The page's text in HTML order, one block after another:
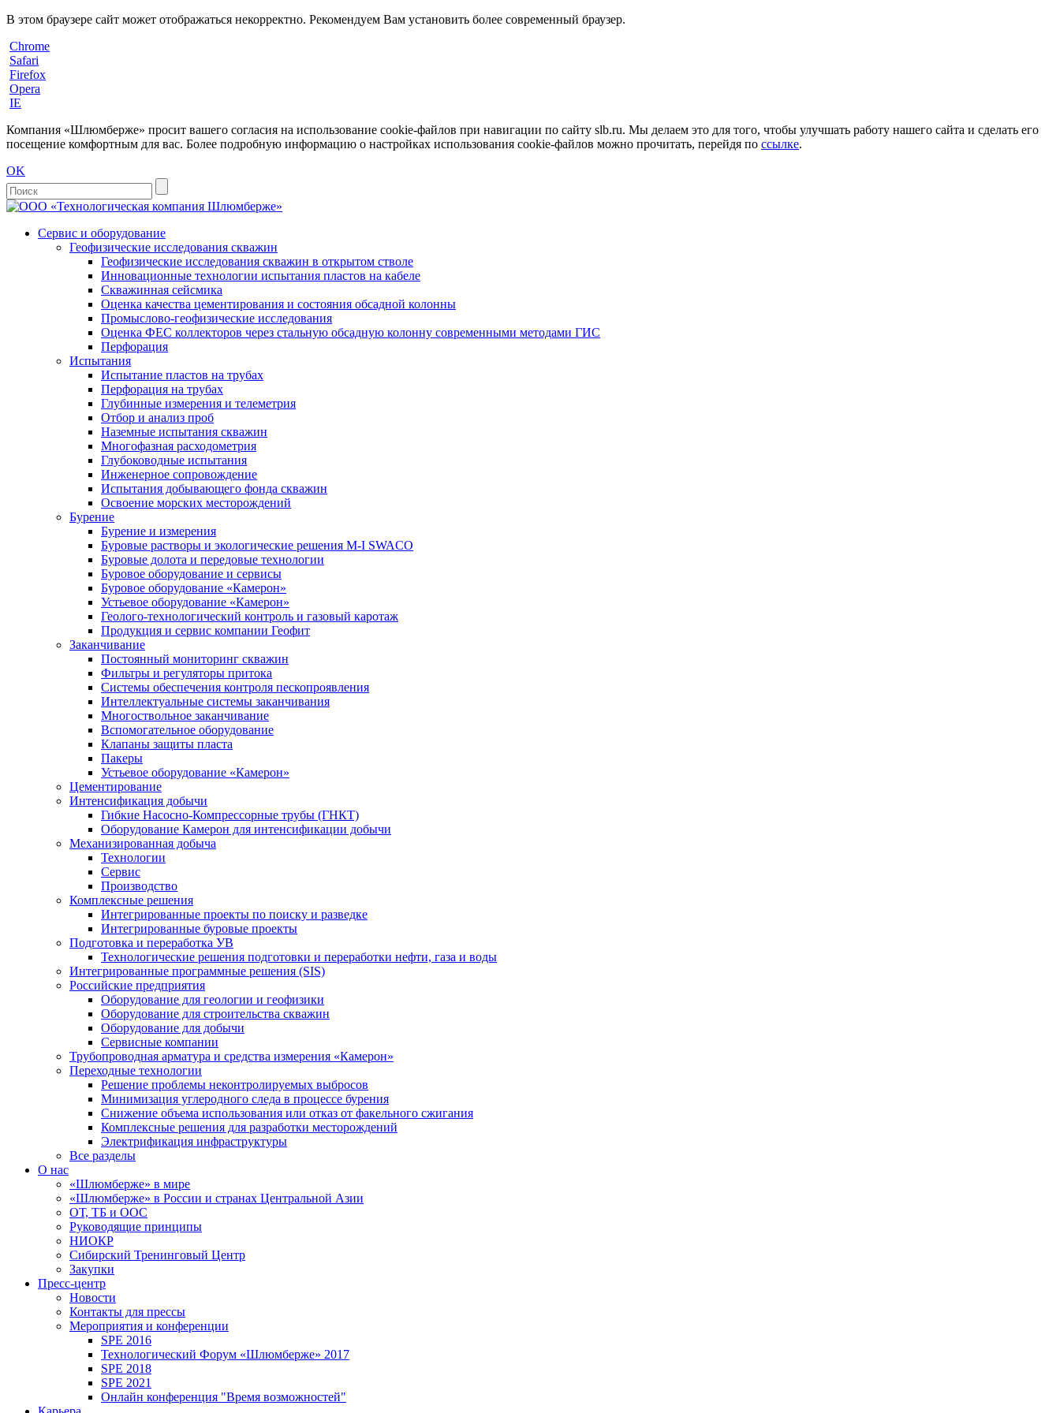
В этом браузере сайт может отображаться некорректно. Рекомендуем Вам установить более современный браузер.
Chrome
Safari
Firefox
Opera
IE
Компания «Шлюмберже» просит вашего согласия на использование cookie-файлов при навигации по сайту slb.ru. Мы делаем это для того, чтобы улучшать работу нашего сайта и сделать его
посещение комфортным для вас. Более подробную информацию о настройках использования cookie-файлов можно прочитать, перейдя по ссылке.
OK
Сервис и оборудование
Геофизические исследования скважин
Геофизические исследования скважин в открытом стволе
Инновационные технологии испытания пластов на кабеле
Скважинная сейсмика
Оценка качества цементирования и состояния обсадной колонны
Промыслово-геофизические исследования
Оценка ФЕС коллекторов через стальную обсадную колонну современными методами ГИС
Перфорация
Испытания
Испытание пластов на трубах
Перфорация на трубах
Глубинные измерения и телеметрия
Отбор и анализ проб
Наземные испытания скважин
Многофазная расходометрия
Глубоководные испытания
Инженерное сопровождение
Испытания добывающего фонда скважин
Освоение морских месторождений
Бурение
Бурение и измерения
Буровые растворы и экологические решения M-I SWACO
Буровые долота и передовые технологии
Буровое оборудование и сервисы
Буровое оборудование «Камерон»
Устьевое оборудование «Камерон»
Геолого-технологический контроль и газовый каротаж
Продукция и сервис компании Геофит
Заканчивание
Постоянный мониторинг скважин
Фильтры и регуляторы притока
Cистемы обеспечения контроля пескопроявления
Интеллектуальные системы заканчивания
Многоствольное заканчивание
Вспомогательное оборудование
Клапаны защиты пласта
Пакеры
Устьевое оборудование «Камерон»
Цементирование
Интенсификация добычи
Гибкие Насосно-Компрессорные трубы (ГНКТ)
Оборудование Камерон для интенсификации добычи
Механизированная добыча
Технологии
Сервис
Производство
Комплексные решения
Интегрированные проекты по поиску и разведке
Интегрированные буровые проекты
Подготовка и переработка УВ
Технологические решения подготовки и переработки нефти, газа и воды
Интегрированные программные решения (SIS)
Российские предприятия
Оборудование для геологии и геофизики
Оборудование для строительства скважин
Оборудование для добычи
Сервисные компании
Трубопроводная арматура и средства измерения «Камерон»
Переходные технологии
Решение проблемы неконтролируемых выбросов
Минимизация углеродного следа в процессе бурения
Снижение объема использования или отказ от факельного сжигания
Комплексные решения для разработки месторождений
Электрификация инфраструктуры
Все разделы
О нас
«Шлюмберже» в мире
«Шлюмберже» в России и странах Центральной Азии
ОТ, ТБ и ООС
Руководящие принципы
НИОКР
Сибирский Тренинговый Центр
Закупки
Пресс-центр
Новости
Контакты для прессы
Мероприятия и конференции
SPE 2016
Технологический Форум «Шлюмберже» 2017
SPE 2018
SPE 2021
Онлайн конференция "Время возможностей"